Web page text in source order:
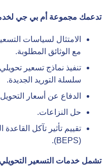
تدعمك مجموعة أم بي جي
الامتثال لسياسات
مع الوثائق المطلوبة.
تنفيذ نماذج تسعير
سلسلة التوريد الجديدة.
الدفاع عن أسعار
حل النزاعات.
تقييم تأثير تآكل القاعدة
(BEPS).
تشمل خدمات التسعير التحويلي